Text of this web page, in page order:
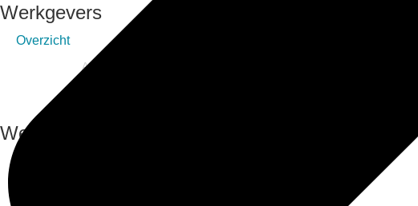
Werkgevers
Overzicht
Arbeidsrecht
Werknemers